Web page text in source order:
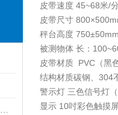
米面粮油成品检重机-金钻称重粮油精准质控解决方案
皮带速度 45~68米/
皮带尺寸
秤台高度
被测物体 长：
皮带材质 PVC（黑
结构材质碳钢、304
警示灯 三色信号灯
显示 10吋彩色触摸